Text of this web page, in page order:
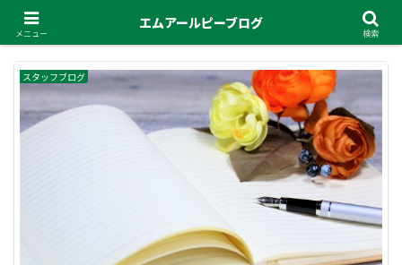
スタッフブログ
メニュー
エムアールピーブログ
検索